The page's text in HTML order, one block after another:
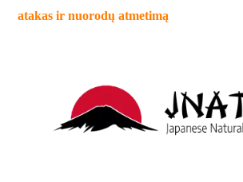
atakas ir nuorodų atmetimą